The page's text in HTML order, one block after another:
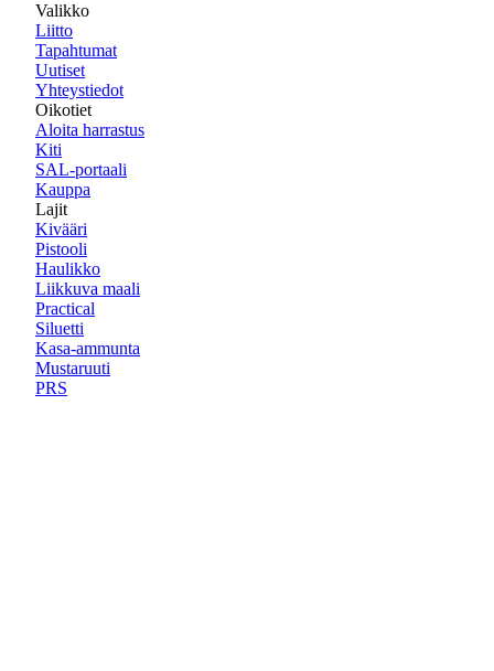
Valikko
Liitto
Tapahtumat
Uutiset
Yhteystiedot
Oikotiet
Aloita harrastus
Kiti
SAL-portaali
Kauppa
Lajit
Kivääri
Pistooli
Haulikko
Liikkuva maali
Practical
Siluetti
Kasa-ammunta
Mustaruuti
PRS